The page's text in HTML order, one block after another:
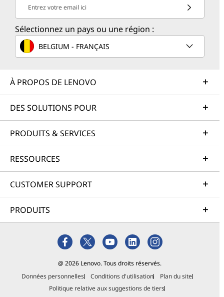
Entrez votre email ici
Sélectionnez un pays ou une région :
BELGIUM - FRANÇAIS
À PROPOS DE LENOVO
DES SOLUTIONS POUR
PRODUITS & SERVICES
RESSOURCES
CUSTOMER SUPPORT
PRODUITS
@ 2026 Lenovo. Tous droits réservés.
Données personnelles
Conditions d'utilisation
Plan du site
Politique relative aux suggestions de tiers